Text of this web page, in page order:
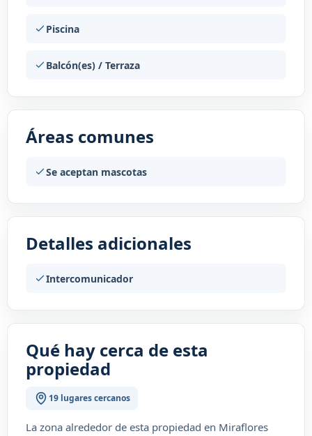
Piscina
Balcón(es) / Terraza
Áreas comunes
Se aceptan mascotas
Detalles adicionales
Intercomunicador
Qué hay cerca de esta
propiedad
19 lugares cercanos
La zona alrededor de esta propiedad en Miraflores